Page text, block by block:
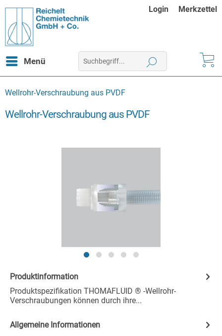
Login Merkzettel
Menü
Wellrohr-Verschraubung aus PVDF
Wellrohr-Verschraubung aus PVDF
Produktinformation
Produktspezifikation THOMAFLUID ® -Wellrohr-
Verschraubungen können durch ihre...
Allgemeine Informationen